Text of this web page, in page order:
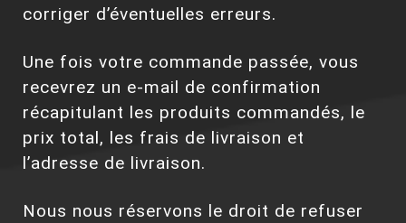
corriger d’éventuelles erreurs.
Une fois votre commande passée, vous
recevrez un e-mail de confirmation
récapitulant les produits commandés, le
prix total, les frais de livraison et
l’adresse de livraison.
Nous nous réservons le droit de refuser